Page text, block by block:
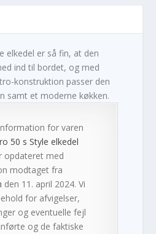
elkedel er så fin, at den
ind til bordet, og med
konstruktion passer den
samt et moderne køkken.
for varen
50 s Style elkedel
opdateret med
modtaget fra
den 11. april 2024. Vi
for afvigelser,
og eventuelle fejl
og de faktiske